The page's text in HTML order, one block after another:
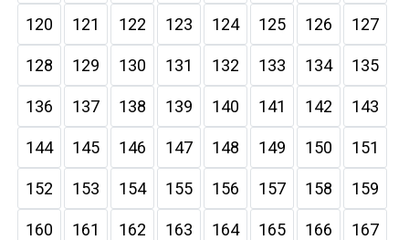
120 121 122 123 124 125 126 127
128 129 130 131 132 133 134 135
136 137 138 139 140 141 142 143
144 145 146 147 148 149 150 151
152 153 154 155 156 157 158 159
160 161 162 163 164 165 166 167